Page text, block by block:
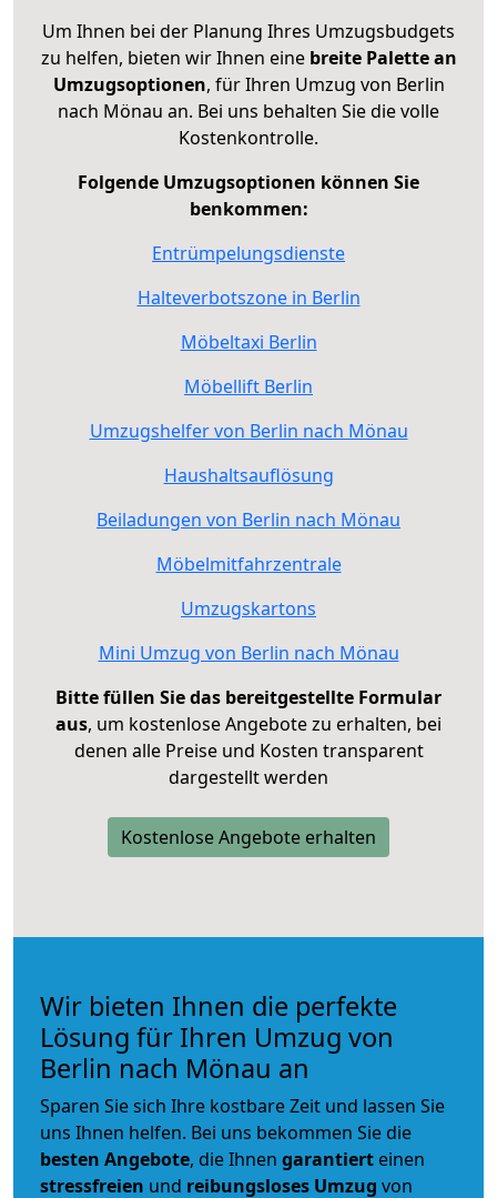
Um Ihnen bei der Planung Ihres Umzugsbudgets
zu helfen, bieten wir Ihnen eine breite Palette an
Umzugsoptionen, für Ihren Umzug von Berlin
nach Mönau an. Bei uns behalten Sie die volle
Kostenkontrolle.
Folgende Umzugsoptionen können Sie
benkommen:
Entrümpelungsdienste
Halteverbotszone in Berlin
Möbeltaxi Berlin
Möbellift Berlin
Umzugshelfer von Berlin nach Mönau
Haushaltsauflösung
Beiladungen von Berlin nach Mönau
Möbelmitfahrzentrale
Umzugskartons
Mini Umzug von Berlin nach Mönau
Bitte füllen Sie das bereitgestellte Formular
aus, um kostenlose Angebote zu erhalten, bei
denen alle Preise und Kosten transparent
dargestellt werden
Kostenlose Angebote erhalten
Wir bieten Ihnen die perfekte
Lösung für Ihren Umzug von
Berlin nach Mönau an
Sparen Sie sich Ihre kostbare Zeit und lassen Sie
uns Ihnen helfen. Bei uns bekommen Sie die
besten Angebote, die Ihnen garantiert einen
stressfreien und reibungsloses Umzug von